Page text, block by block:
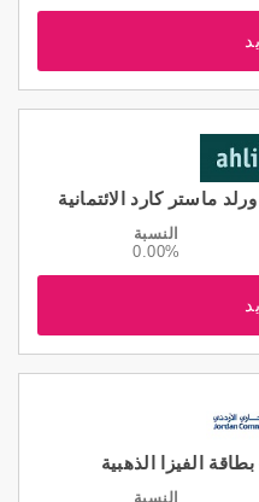
ماستر كارد الائتمانية
النسبة
0.00%
الفيزا الذهبية
النسبة